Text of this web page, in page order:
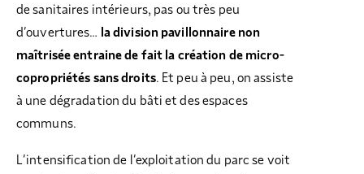
de sanitaires intérieurs, pas ou très peu
d’ouvertures… la division pavillonnaire non
maîtrisée entraine de fait la création de micro-
copropriétés sans droits. Et peu à peu, on assiste
à une dégradation du bâti et des espaces
communs.
L’intensification de l’exploitation du parc se voit